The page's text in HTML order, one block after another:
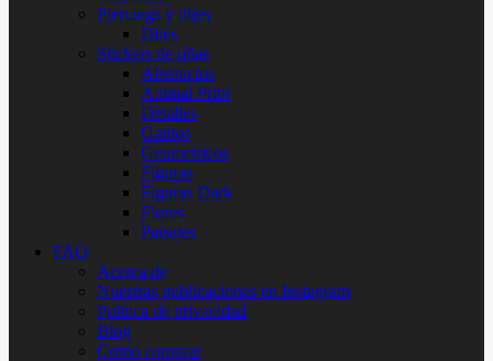
Piercings y dijes
Dijes
Stickers de uñas
Abstractos
Animal Print
Detalles
Gatitos
Geometricos
Figuras
Figuras Dark
Flores
Paisajes
FAQ
Acerca de
Nuestras publicaciones en Instagram
Politica de privacidad
Blog
Como comprar